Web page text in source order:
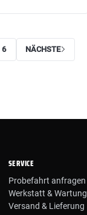
6 NÄCHSTE
SERVICE
Probefahrt anfragen
Werkstatt & Wartung
Versand & Lieferung